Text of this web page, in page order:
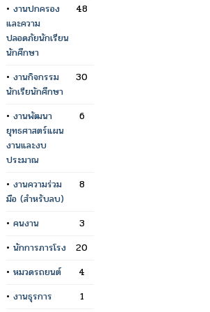
• งานปกครอง
และความ
ปลอดภัยนักเรียน
นักศึกษา
48
• งานกิจกรรม
นักเรียนักศึกษา
30
• งานพัฒนา
ยุทธศาสตร์แผน
งานและงบ
ประมาณ
6
• งานความร่วม
มือ (สำหรับลบ)
8
• คนงาน
3
• นักการภารโรง
20
• หมวดรถยนต์
4
• งานธุรการ
1